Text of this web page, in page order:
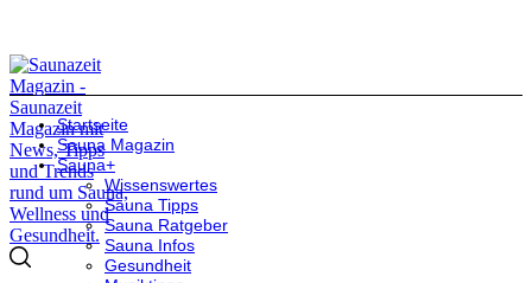
Startseite
Sauna Magazin
Sauna+
Wissenswertes
Sauna Tipps
Sauna Ratgeber
Sauna Infos
Gesundheit